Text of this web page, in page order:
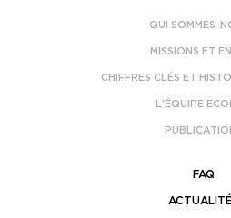
QUI SOMMES-
MISSIONS ET
CHIFFRES CLÉS ET
L’ÉQUIPE
FAQ